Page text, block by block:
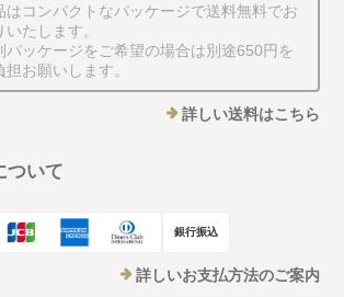
はコンパクトなパッケージで送料無料でお
いたします。
パッケージをご希望の場合は別途650円を
担お願いします。
詳しい送料はこちら
ついて
銀行振込
詳しいお支払方法のご案内